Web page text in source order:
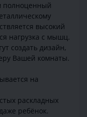
полноценный
высокий
нагрузка с мышц.
создать дизайн,
Вашей комнаты.
на
раскладных
ребёнок.